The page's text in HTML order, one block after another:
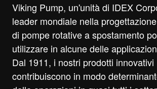
Viking Pump, un'unità di IDEX
leader mondiale nella
di pompe rotative a spostamento
utilizzare in alcune delle
Dal 1911, i nostri prodotti innovativi
contribuiscono in modo